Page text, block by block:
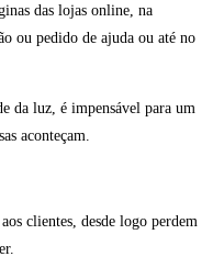
das lojas online, na
ou pedido de ajuda ou até no
da luz, é impensável para um
aconteçam.
clientes, desde logo perdem